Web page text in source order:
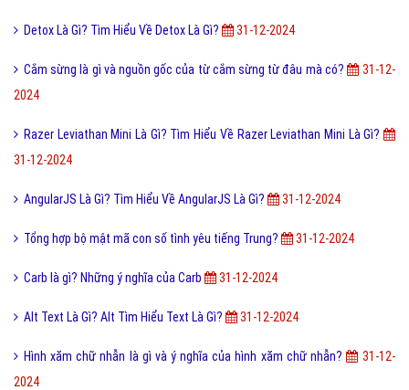
Detox Là Gì? Tìm Hiểu Về Detox Là Gì? 31-12-2024
Cắm sừng là gì và nguồn gốc của từ cắm sừng từ đâu mà có?
31-12-
2024
Razer Leviathan Mini Là Gì? Tìm Hiểu Về Razer Leviathan Mini Là Gì?
31-12-2024
AngularJS Là Gì? Tìm Hiểu Về AngularJS Là Gì? 31-12-2024
Tổng hợp bộ mật mã con số tình yêu tiếng Trung? 31-12-2024
Carb là gì? Những ý nghĩa của Carb 31-12-2024
Alt Text Là Gì? Alt Tìm Hiểu Text Là Gì? 31-12-2024
Hình xăm chữ nhẫn là gì và ý nghĩa của hình xăm chữ nhẫn?
31-12-
2024